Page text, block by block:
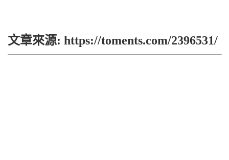
文章來源: https://toments.com/2396531/